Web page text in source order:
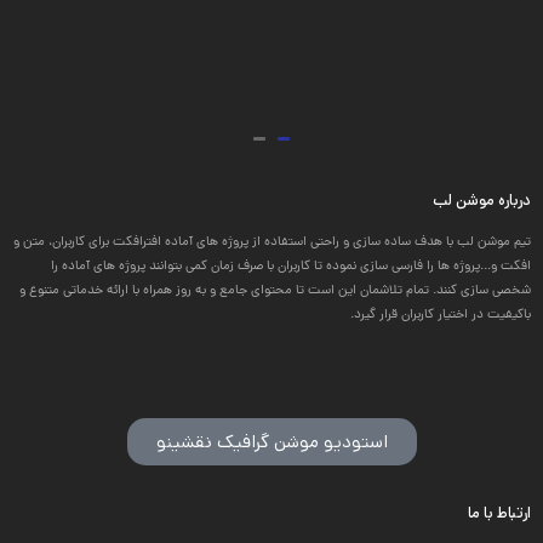
درباره موشن لب
تیم موشن لب با هدف ساده سازی و راحتی استفاده از پروژه های آماده افترافکت برای کاربران، متن و
افکت و...پروژه ها را فارسی سازی نموده تا کاربران با صرف زمان کمی بتوانند پروژه های آماده را
شخصی سازی کنند. تمام تلاشمان این است تا محتوای جامع و به روز همراه با ارائه خدماتی متنوع و
باکیفیت در اختیار کاربران قرار گیرد.
استودیو موشن گرافیک نقشینو
ارتباط با ما